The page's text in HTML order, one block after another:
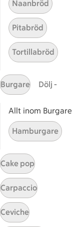
ICA
ICAs egna varor
ICA Gruppen
ICA Nära
ICA Supermarket
ICA Kvantum
ICA Maxi
Utvalda leverantörer
Annonsera
Hållbarhet
ICA Stiftelsen
En god morgondag
Naanbröd
Pitabröd
Tortillabröd
Burgare Dölj -
Allt inom Burgare
Hamburgare
Cake pop
Carpaccio
Ceviche